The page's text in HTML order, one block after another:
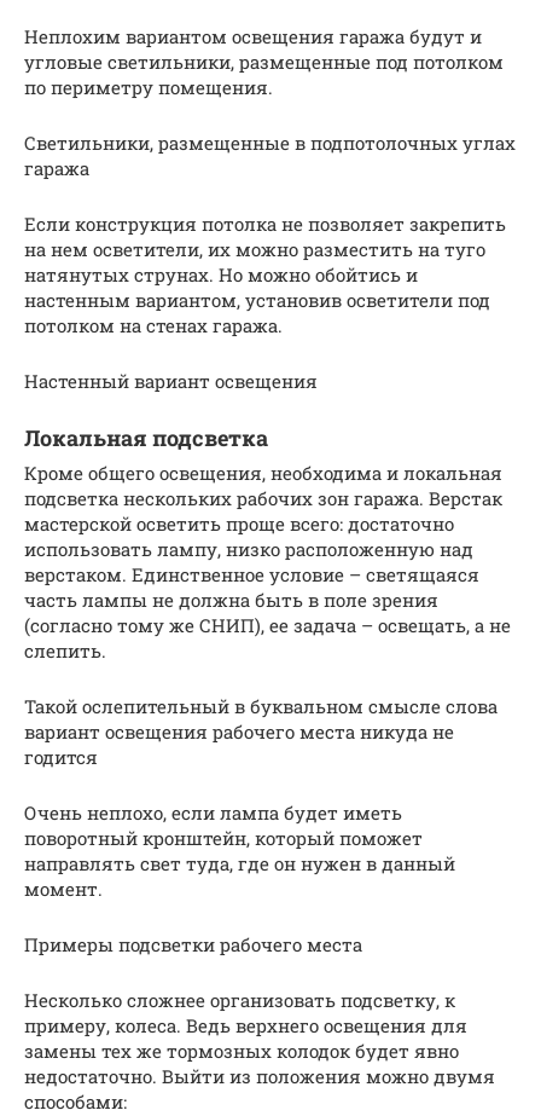
Неплохим вариантом освещения гаража будут и
угловые светильники, размещенные под потолком
по периметру помещения.
Светильники, размещенные в подпотолочных углах
гаража
Если конструкция потолка не позволяет закрепить
на нем осветители, их можно разместить на туго
натянутых струнах. Но можно обойтись и
настенным вариантом, установив осветители под
потолком на стенах гаража.
Настенный вариант освещения
Локальная подсветка
Кроме общего освещения, необходима и локальная
подсветка нескольких рабочих зон гаража. Верстак
мастерской осветить проще всего: достаточно
использовать лампу, низко расположенную над
верстаком. Единственное условие – светящаяся
часть лампы не должна быть в поле зрения
(согласно тому же СНИП), ее задача – освещать, а не
слепить.
Такой ослепительный в буквальном смысле слова
вариант освещения рабочего места никуда не
годится
Очень неплохо, если лампа будет иметь
поворотный кронштейн, который поможет
направлять свет туда, где он нужен в данный
момент.
Примеры подсветки рабочего места
Несколько сложнее организовать подсветку, к
примеру, колеса. Ведь верхнего освещения для
замены тех же тормозных колодок будет явно
недостаточно. Выйти из положения можно двумя
способами: